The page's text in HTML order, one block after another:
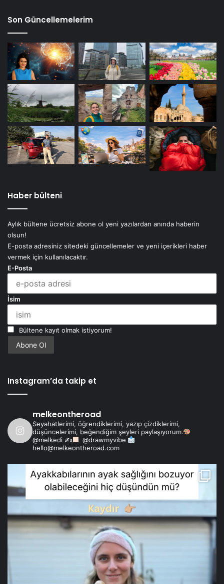
Son Güncellemelerim
Haber bülteni
Aylık bültene ücretsiz abone ol yeni yazılardan anında haberin
olsun!
E-posta adresiniz sitedeki güncellemeler ve yeni içerikleri haber
vermek için kullanılacaktır.
E-Posta
İsim
Bültene kayıt olmak istiyorum!
Instagram’da takip et
melkeontheroad
Seyahatlerimi, öğrendiklerimi, yazıp çizdiklerimi,
düşüncelerimi, beğendiğim şeyleri paylaşıyorum.
@melkedi ✍
@drawmyvibe
hello@melkeontheroad.com